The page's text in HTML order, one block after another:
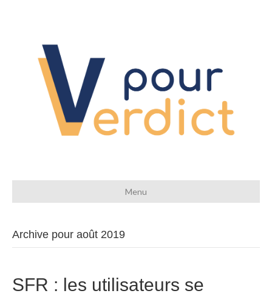
Menu
Archive pour août 2019
SFR : les utilisateurs se